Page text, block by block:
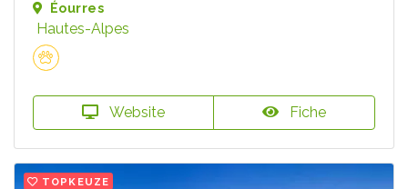
Éourres
Hautes-Alpes
Website Fiche
TOPKEUZE